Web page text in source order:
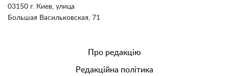
03150 г. Киев, улица
Большая Васильковская, 71
Про редакцію
Редакційна політика